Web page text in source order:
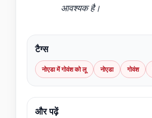
आवश्यक है।
टैग्स
नोएडा में गोवंश को लू नोएडा गोवंश
और पढ़ें